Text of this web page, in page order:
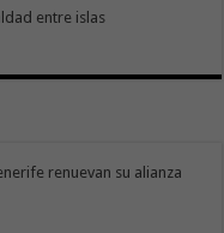
entre islas
renuevan su alianza